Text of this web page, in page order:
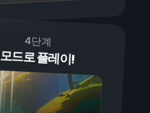
4단계
모드로 플레이!